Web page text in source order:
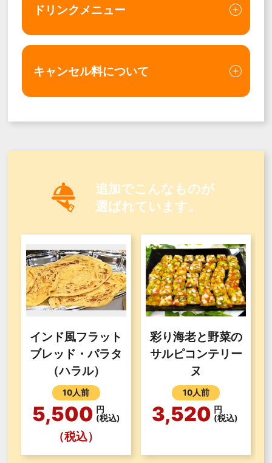
ドリンクメニュー
キャンセル料について
追加でこんなものが
選ばれています。
インド風フラット
ブレッド・パラタ
（ハラル）
10人前
5,500 円
(税込)
（税込）
彩り海老と野菜の
サルピコンテリー
ヌ
10人前
3,520 円
(税込)